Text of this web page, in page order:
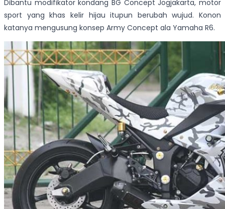
Dibantu modifikator kondang BG Concept Jogjakarta, motor
sport yang khas kelir hijau itupun berubah wujud. Konon
katanya mengusung konsep Army Concept ala Yamaha R6.